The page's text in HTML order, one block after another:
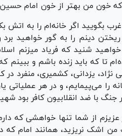
خون من بهتر از خون امام
بگویید اگر خانه‌ام را به اتش
دینم را به گور خواهید برد و
شنید که فریاد میزنم
تا که باید زنده باشم و ببینم
نژاد، یزدانی، کشمیری، منفرد
را می‌پیمایم، و در هر
جنگ با ضد انقلابیون کافر بود
عزیزم از شما تنها خواهشی که
من اشک نریزید، همانند امام